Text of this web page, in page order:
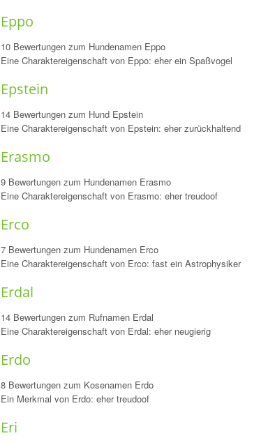
Eppo
10 Bewertungen zum Hundenamen Eppo
Eine Charaktereigenschaft von Eppo: eher ein Spaßvogel
Epstein
14 Bewertungen zum Hund Epstein
Eine Charaktereigenschaft von Epstein: eher zurückhaltend
Erasmo
9 Bewertungen zum Hundenamen Erasmo
Eine Charaktereigenschaft von Erasmo: eher treudoof
Erco
7 Bewertungen zum Hundenamen Erco
Eine Charaktereigenschaft von Erco: fast ein Astrophysiker
Erdal
14 Bewertungen zum Rufnamen Erdal
Eine Charaktereigenschaft von Erdal: eher neugierig
Erdo
8 Bewertungen zum Kosenamen Erdo
Ein Merkmal von Erdo: eher treudoof
Eri